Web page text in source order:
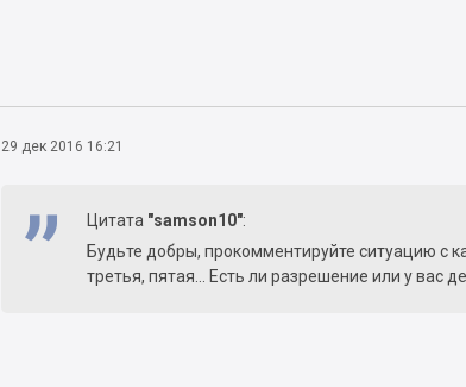
29 дек 2016 16:21
Цитата "samson10":
Будьте добры, прокомментируйте ситуацию с
третья, пятая... Есть ли разрешение или у вас